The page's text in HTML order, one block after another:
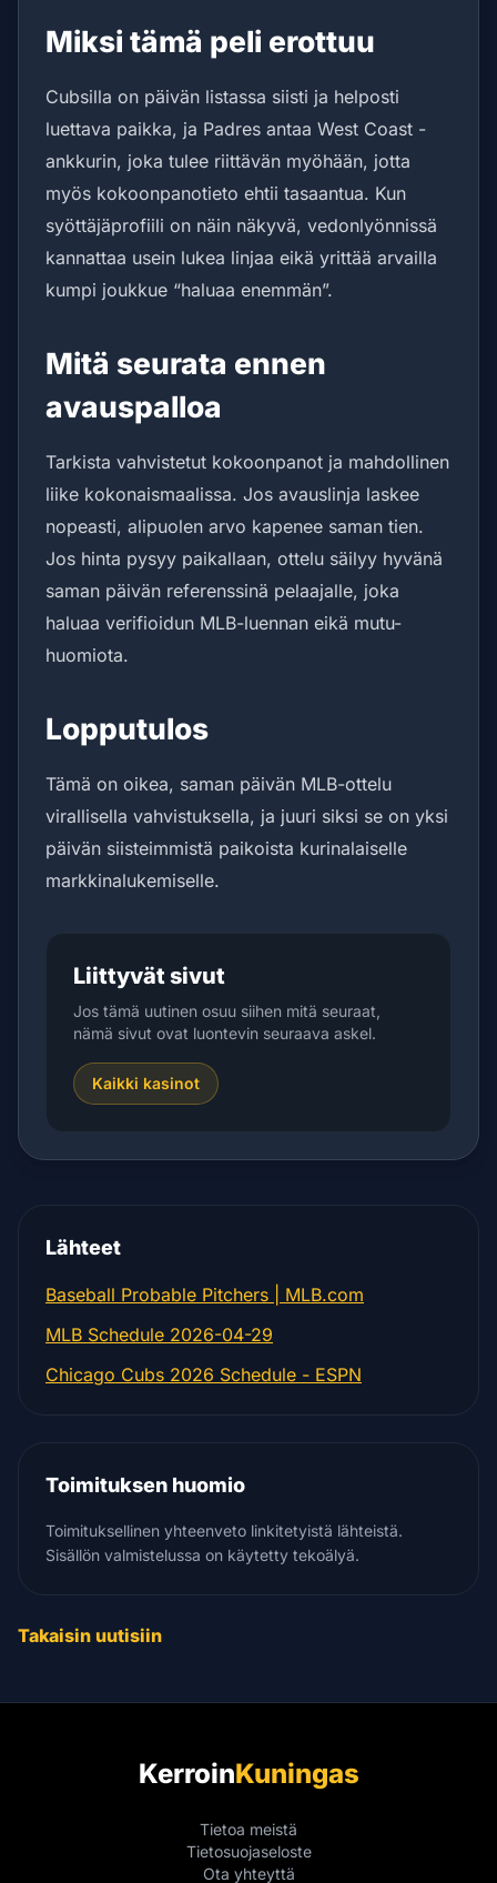
Miksi tämä peli erottuu
Cubsilla on päivän listassa siisti ja helposti
luettava paikka, ja Padres antaa West Coast -
ankkurin, joka tulee riittävän myöhään, jotta
myös kokoonpanotieto ehtii tasaantua. Kun
syöttäjäprofiili on näin näkyvä, vedonlyönnissä
kannattaa usein lukea linjaa eikä yrittää arvailla
kumpi joukkue “haluaa enemmän”.
Mitä seurata ennen
avauspalloa
Tarkista vahvistetut kokoonpanot ja mahdollinen
liike kokonaismaalissa. Jos avauslinja laskee
nopeasti, alipuolen arvo kapenee saman tien.
Jos hinta pysyy paikallaan, ottelu säilyy hyvänä
saman päivän referenssinä pelaajalle, joka
haluaa verifioidun MLB-luennan eikä mutu-
huomiota.
Lopputulos
Tämä on oikea, saman päivän MLB-ottelu
virallisella vahvistuksella, ja juuri siksi se on yksi
päivän siisteimmistä paikoista kurinalaiselle
markkinalukemiselle.
Liittyvät sivut
Jos tämä uutinen osuu siihen mitä seuraat,
nämä sivut ovat luontevin seuraava askel.
Kaikki kasinot
Lähteet
Baseball Probable Pitchers | MLB.com
MLB Schedule 2026-04-29
Chicago Cubs 2026 Schedule - ESPN
Toimituksen huomio
Toimituksellinen yhteenveto linkitetyistä lähteistä.
Sisällön valmistelussa on käytetty tekoälyä.
Takaisin uutisiin
KerroinKuningas
Tietoa meistä
Tietosuojaseloste
Ota yhteyttä